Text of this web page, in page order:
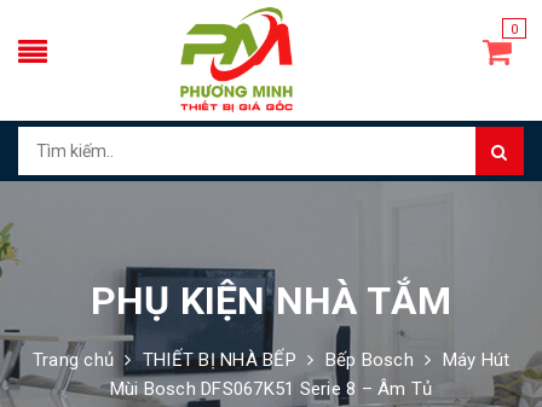
0
PHỤ KIỆN NHÀ TẮM
Trang chủ THIẾT BỊ NHÀ BẾP Bếp Bosch
Máy Hút
Mùi Bosch DFS067K51 Serie 8 – Âm Tủ